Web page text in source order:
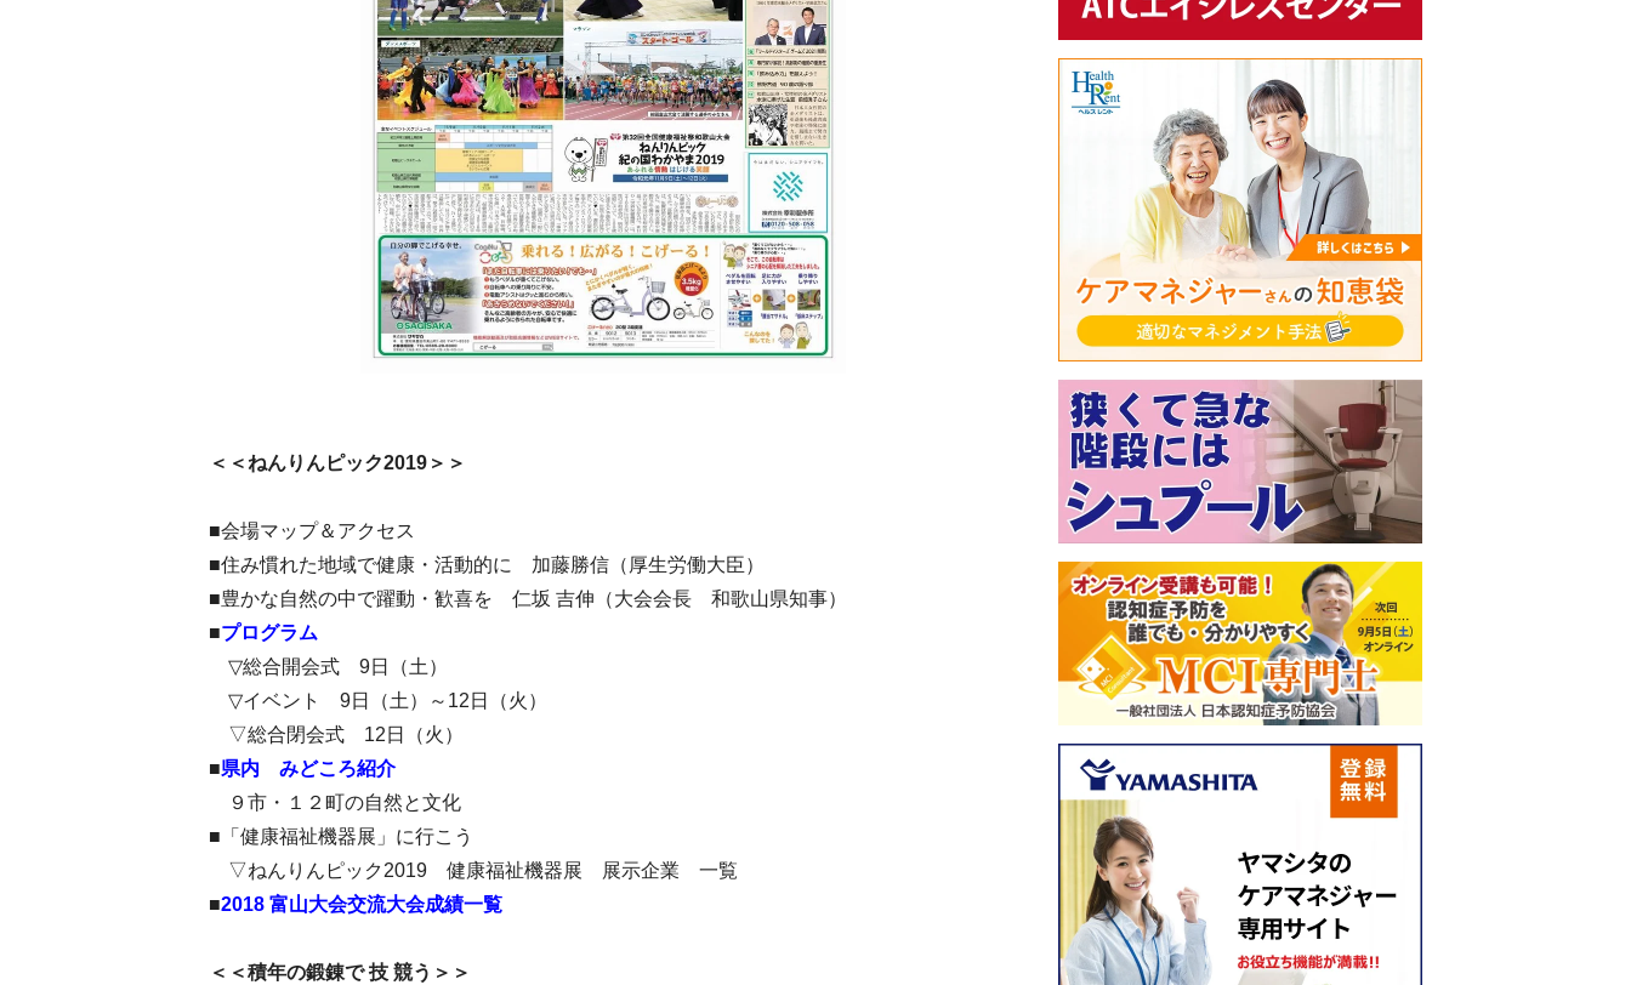
＜＜ねんりんピック2019＞＞
■会場マップ＆アクセス
■住み慣れた地域で健康・活動的に 加藤勝信（厚生労働大臣）
■豊かな自然の中で躍動・歓喜を 仁坂 吉伸（大会会長 和歌山県知事）
■プログラム
▽総合開会式 9日（土）
▽イベント 9日（土）～12日（火）
▽総合閉会式 12日（火）
■県内 みどころ紹介
９市・１２町の自然と文化
■「健康福祉機器展」に行こう
▽ねんりんピック2019 健康福祉機器展 展示企業 一覧
■2018 富山大会交流大会成績一覧
＜＜積年の鍛錬で 技 競う＞＞